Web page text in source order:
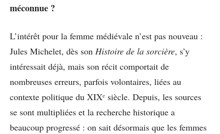
méconnue ?
L’intérêt pour la femme médiévale n’est pas nouveau :
Jules Michelet, dès son Histoire de la sorcière, s’y
intéressait déjà, mais son récit comportait de
nombreuses erreurs, parfois volontaires, liées au
contexte politique du XIXᵉ siècle. Depuis, les sources
se sont multipliées et la recherche historique a
beaucoup progressé : on sait désormais que les femmes